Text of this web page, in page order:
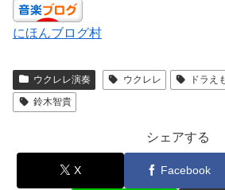
にほんブログ村
ウクレレ演奏 ウクレレ ドラえ
鈴木智貴
シェアする
X Facebook